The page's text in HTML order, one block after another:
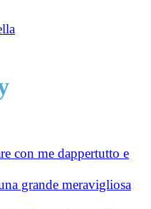
con me dappertutto e
grande meravigliosa